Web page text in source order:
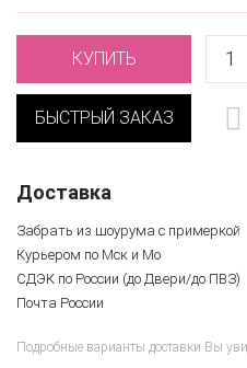
КУПИТЬ
БЫСТРЫЙ ЗАКАЗ
Доставка
Забрать из шоурума с примеркой
Курьером по Мск и Мо
СДЭК по России (до Двери/до ПВЗ)
Почта России
Подробные варианты доставки Вы